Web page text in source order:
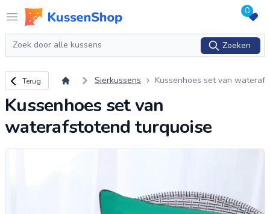
Open menu
Logo www.kussenshop.nl 0
Zoeken
Zoeken
Terug naar overzicht
Terug Sierkussens
Kussenhoes set van wateraf
Kussenhoes set van
waterafstotend turquoise